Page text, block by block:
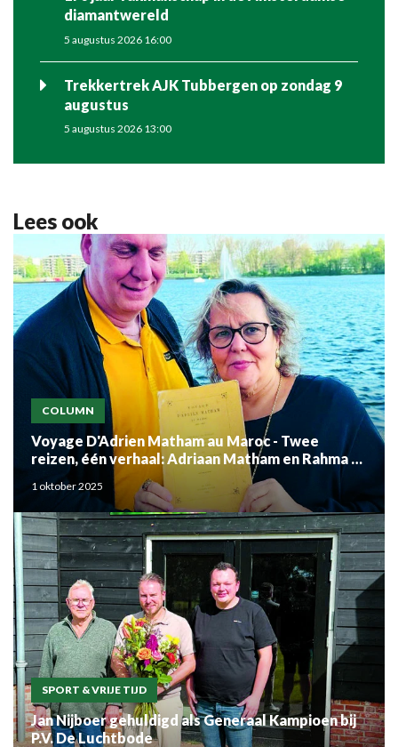
diamantwereld
5 augustus 2026 16:00
Trekkertrek AJK Tubbergen op zondag 9
augustus
5 augustus 2026 13:00
Lees ook
COLUMN
Voyage D'Adrien Matham au Maroc - Twee
reizen, één verhaal: Adriaan Matham en Rahma el
Mouden
1 oktober 2025
SPORT & VRIJE TIJD
Jan Nijboer gehuldigd als Generaal Kampioen bij
P.V. De Luchtbode